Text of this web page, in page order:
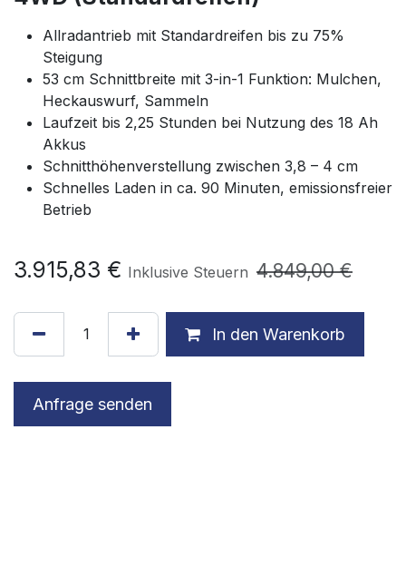
Allradantrieb mit Standardreifen bis zu 75%
Steigung
53 cm Schnittbreite mit 3-in-1 Funktion: Mulchen,
Heckauswurf, Sammeln
Laufzeit bis 2,25 Stunden bei Nutzung des 18 Ah
Akkus
Schnitthöhenverstellung zwischen 3,8 – 4 cm
Schnelles Laden in ca. 90 Minuten, emissionsfreier
Betrieb
3.915,83 € Inklusive Steuern 4.849,00€
In den Warenkorb
Anfrage senden